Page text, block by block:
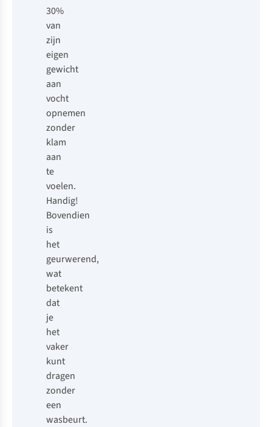
30%
van
zijn
eigen
gewicht
aan
vocht
opnemen
zonder
klam
aan
te
voelen.
Handig!
Bovendien
is
het
geurwerend,
wat
betekent
dat
je
het
vaker
kunt
dragen
zonder
een
wasbeurt.